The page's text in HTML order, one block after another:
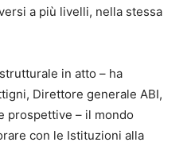
a più livelli, nella stessa
in atto – ha
Direttore generale ABI,
prospettive – il mondo
con le Istituzioni alla